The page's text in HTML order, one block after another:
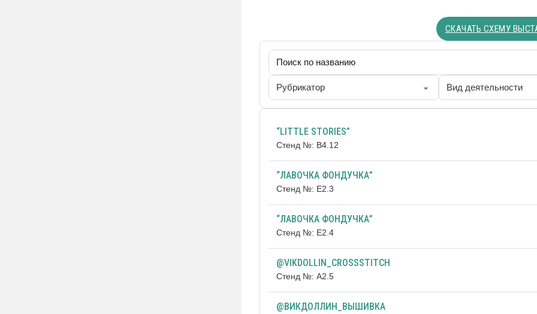
СКАЧАТЬ СХЕМУ
“LITTLE STORIES”
Стенд №: B4.12
“ЛАВОЧКА ФОНДУЧКА”
Стенд №: Е2.3
“ЛАВОЧКА ФОНДУЧКА”
Стенд №: Е2.4
@VIKDOLLIN_CROSSSTITCH
Стенд №: А2.5
@ВИКДОЛЛИН_ВЫШИВКА